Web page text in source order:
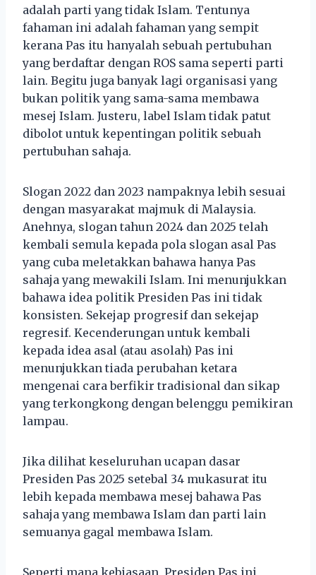
adalah parti yang tidak Islam. Tentunya
fahaman ini adalah fahaman yang sempit
kerana Pas itu hanyalah sebuah pertubuhan
yang berdaftar dengan ROS sama seperti parti
lain. Begitu juga banyak lagi organisasi yang
bukan politik yang sama-sama membawa
mesej Islam. Justeru, label Islam tidak patut
dibolot untuk kepentingan politik sebuah
pertubuhan sahaja.
Slogan 2022 dan 2023 nampaknya lebih sesuai
dengan masyarakat majmuk di Malaysia.
Anehnya, slogan tahun 2024 dan 2025 telah
kembali semula kepada pola slogan asal Pas
yang cuba meletakkan bahawa hanya Pas
sahaja yang mewakili Islam. Ini menunjukkan
bahawa idea politik Presiden Pas ini tidak
konsisten. Sekejap progresif dan sekejap
regresif. Kecenderungan untuk kembali
kepada idea asal (atau asolah) Pas ini
menunjukkan tiada perubahan ketara
mengenai cara berfikir tradisional dan sikap
yang terkongkong dengan belenggu pemikiran
lampau.
Jika dilihat keseluruhan ucapan dasar
Presiden Pas 2025 setebal 34 mukasurat itu
lebih kepada membawa mesej bahawa Pas
sahaja yang membawa Islam dan parti lain
semuanya gagal membawa Islam.
Seperti mana kebiasaan, Presiden Pas ini